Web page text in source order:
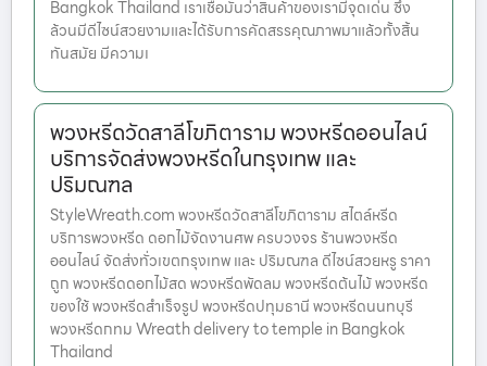
Bangkok Thailand เราเชื่อมั่นว่าสินค้าของเรามีจุดเด่น ซึ่ง
ล้วนมีดีไซน์สวยงามและได้รับการคัดสรรคุณภาพมาแล้วทั้งสิ้น
ทันสมัย มีความเ
พวงหรีดวัดสาลีโขภิตาราม พวงหรีดออนไลน์
บริการจัดส่งพวงหรีดในกรุงเทพ และ
ปริมณฑล
StyleWreath.com พวงหรีดวัดสาลีโขภิตาราม สไตล์หรีด
บริการพวงหรีด ดอกไม้จัดงานศพ ครบวงจร ร้านพวงหรีด
ออนไลน์ จัดส่งทั่วเขตกรุงเทพ และ ปริมณฑล ดีไซน์สวยหรู ราคา
ถูก พวงหรีดดอกไม้สด พวงหรีดพัดลม พวงหรีดต้นไม้ พวงหรีด
ของใช้ พวงหรีดสำเร็จรูป พวงหรีดปทุมธานี พวงหรีดนนทบุรี
พวงหรีดกทม Wreath delivery to temple in Bangkok
Thailand